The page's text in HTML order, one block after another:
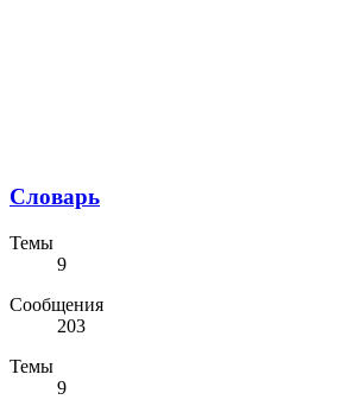
Словарь
Темы
9
Сообщения
203
Темы
9